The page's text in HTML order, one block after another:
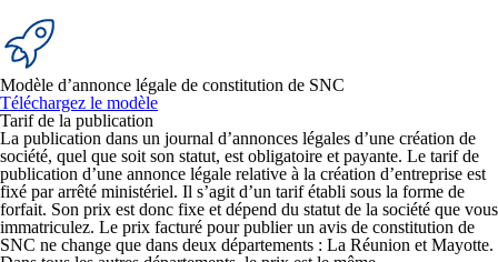
Modèle d’annonce légale de constitution de SNC
Téléchargez le modèle
Tarif de la publication
La publication dans un journal d’annonces légales d’une création de
société, quel que soit son statut, est obligatoire et payante. Le tarif de
publication d’une annonce légale relative à la création d’entreprise est
fixé par arrêté ministériel. Il s’agit d’un tarif établi sous la forme de
forfait. Son prix est donc fixe et dépend du statut de la société que vous
immatriculez. Le prix facturé pour publier un avis de constitution de
SNC ne change que dans deux départements : La Réunion et Mayotte.